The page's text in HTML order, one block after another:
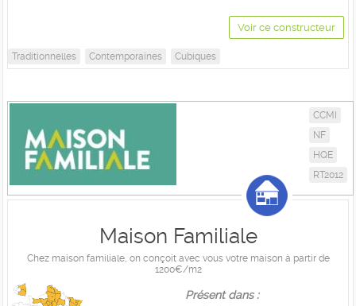
Voir ce constructeur
Traditionnelles Contemporaines Cubiques
CCMI
NF
HQE
RT2012
Maison Familiale
Chez maison familiale, on conçoit avec vous votre maison à partir de
1200€/m2
Présent dans :